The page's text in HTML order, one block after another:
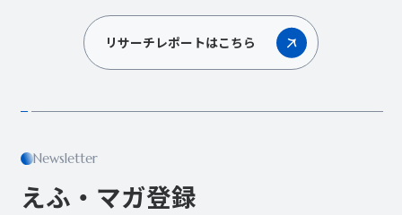
リサーチレポートはこちら
Newsletter
えふ・マガ登録